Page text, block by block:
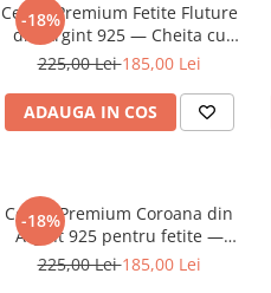
-18%
Cercei Premium Fetite Fluture
din Argint 925 — Cheita cu
Protectie Ureche
225,00 Lei185,00 Lei
ADAUGA IN COS
-18%
Cercei Premium Coroana din
Argint 925 pentru fetite —
Cheita cu Protectie Silicon
225,00 Lei185,00 Lei